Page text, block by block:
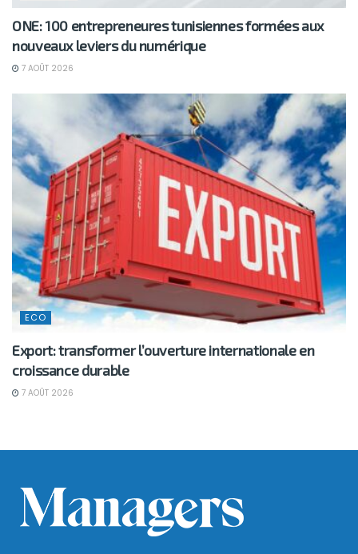
ONE: 100 entrepreneures tunisiennes formées aux
nouveaux leviers du numérique
7 AOÛT 2026
ECO
Export: transformer l’ouverture internationale en
croissance durable
7 AOÛT 2026